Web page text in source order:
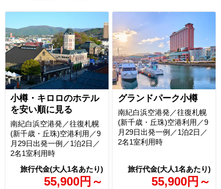
小樽・キロロのホテル
を安い順に見る
55,900円 ～
南紀白浜空港発／往復札幌
(新千歳・丘珠)空港利用／9
月29日出発一例／1泊2日／
2名1室利用時
グランドパーク小樽
55,900円 ～
南紀白浜空港発／往復札幌
(新千歳・丘珠)空港利用／9
月29日出発一例／1泊2日／
2名1室利用時